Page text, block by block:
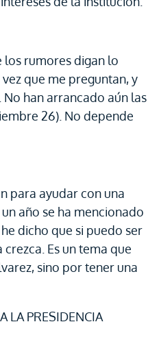
los rumores digan lo
que me preguntan, y
han arrancado aún las
26). No depende
para ayudar con una
año se ha mencionado
dicho que si puedo ser
Es un tema que
sino por tener una
LA PRESIDENCIA